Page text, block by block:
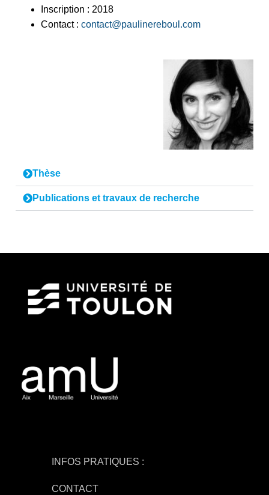
Inscription : 2018
Contact : contact@paulinereboul.com
Thèse
Publications et travaux de recherche
INFOS PRATIQUES :
CONTACT